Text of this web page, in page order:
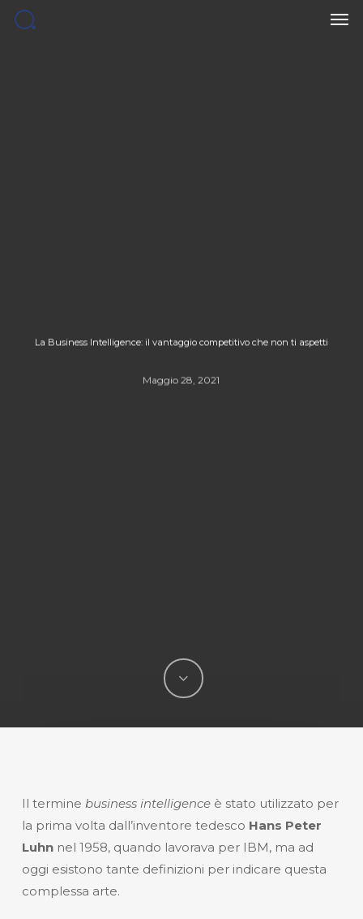
Skip
La Business Intelligence: il vantaggio competitivo che non ti aspetti
Maggio 28, 2021
Il termine business intelligenceè stato utilizzato per
la prima volta dall’inventore tedesco Hans Peter
Luhnnel 1958, quando lavorava per IBM, ma ad
oggi esistono tante definizioni per indicare questa
complessa arte.